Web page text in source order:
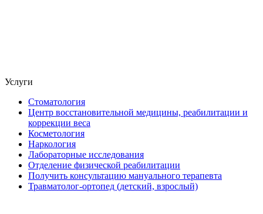
Услуги
Стоматология
Центр восстановительной медицины, реабилитации и
коррекции веса
Косметология
Наркология
Лабораторные исследования
Отделение физической реабилитации
Получить консультацию мануального терапевта
Травматолог-ортопед (детский, взрослый)